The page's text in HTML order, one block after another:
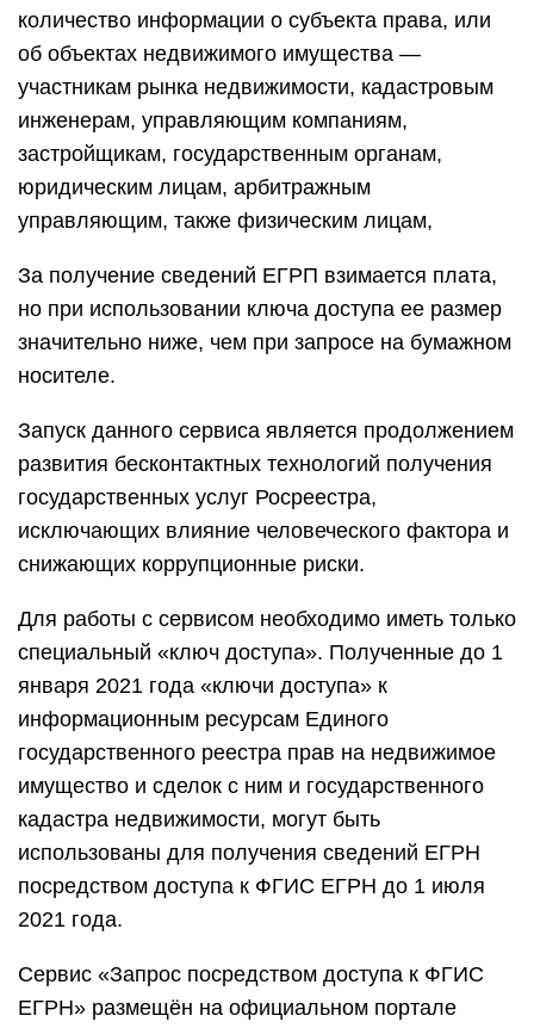
количество информации о субъекта права, или
об объектах недвижимого имущества —
участникам рынка недвижимости, кадастровым
инженерам, управляющим компаниям,
застройщикам, государственным органам,
юридическим лицам, арбитражным
управляющим, также физическим лицам,
За получение сведений ЕГРП взимается плата,
но при использовании ключа доступа ее размер
значительно ниже, чем при запросе на бумажном
носителе.
Запуск данного сервиса является продолжением
развития бесконтактных технологий получения
государственных услуг Росреестра,
исключающих влияние человеческого фактора и
снижающих коррупционные риски.
Для работы с сервисом необходимо иметь только
специальный «ключ доступа». Полученные до 1
января 2021 года «ключи доступа» к
информационным ресурсам Единого
государственного реестра прав на недвижимое
имущество и сделок с ним и государственного
кадастра недвижимости, могут быть
использованы для получения сведений ЕГРН
посредством доступа к ФГИС ЕГРН до 1 июля
2021 года.
Сервис «Запрос посредством доступа к ФГИС
ЕГРН» размещён на официальном портале